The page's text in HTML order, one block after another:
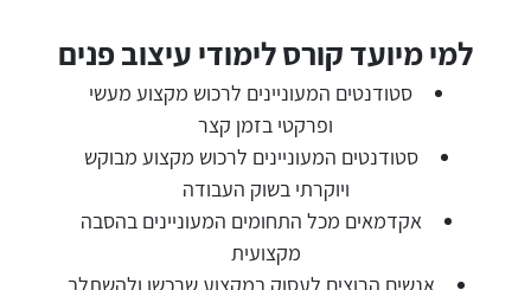
למי מיועד קורס לימודי עיצוב פנים
סטודנטים המעוניינים לרכוש מקצוע מעשי
ופרקטי בזמן קצר
סטודנטים המעוניינים לרכוש מקצוע מבוקש
ויוקרתי בשוק העבודה
אקדמאים מכל התחומים המעוניינים בהסבה
מקצועית